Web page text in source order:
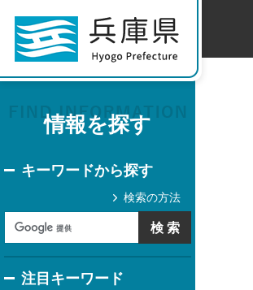
情報を探す
キーワードから探す
検索の方法
注目キーワード